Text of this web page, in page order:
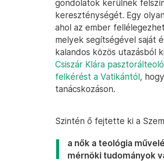
gondolatok kerülnek
kereszténységét. Egy
ahol az ember
melyek segítségével saját
kalandos közös utazásból
Csiszár Klára
felkérést a Vatikántól,
tanácskozáson.
Szintén ő fejtette ki a
a nők a teológia
mérnöki tudományok